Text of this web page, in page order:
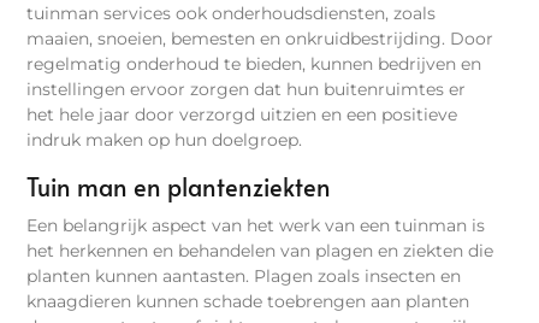
tuinman services ook onderhoudsdiensten, zoals
maaien, snoeien, bemesten en onkruidbestrijding. Door
regelmatig onderhoud te bieden, kunnen bedrijven en
instellingen ervoor zorgen dat hun buitenruimtes er
het hele jaar door verzorgd uitzien en een positieve
indruk maken op hun doelgroep.
Tuin man en plantenziekten
Een belangrijk aspect van het werk van een tuinman is
het herkennen en behandelen van plagen en ziekten die
planten kunnen aantasten. Plagen zoals insecten en
knaagdieren kunnen schade toebrengen aan planten